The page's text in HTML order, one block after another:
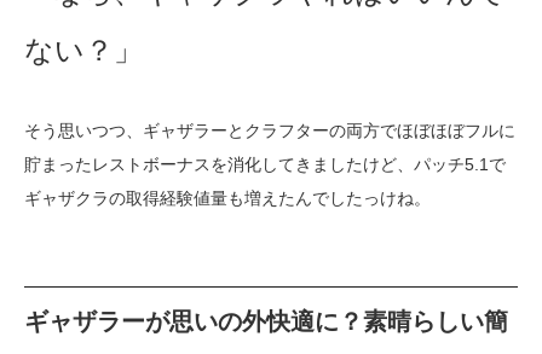
ない？」
そう思いつつ、ギャザラーとクラフターの両方でほぼほぼフルに
貯まったレストボーナスを消化してきましたけど、パッチ5.1で
ギャザクラの取得経験値量も増えたんでしたっけね。
ギャザラーが思いの外快適に？素晴らしい簡